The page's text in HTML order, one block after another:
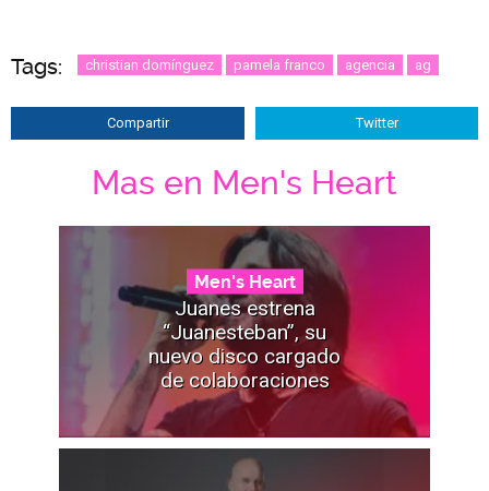
Tags: christian domínguez pamela franco agencia ag
Compartir Twitter
Mas en Men's Heart
Men's Heart
Juanes estrena
“Juanesteban”, su
nuevo disco cargado
de colaboraciones